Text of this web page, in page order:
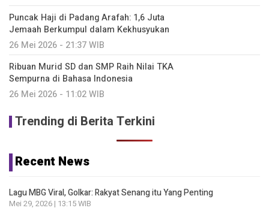
Puncak Haji di Padang Arafah: 1,6 Juta
Jemaah Berkumpul dalam Kekhusyukan
26 Mei 2026 - 21:37 WIB
Ribuan Murid SD dan SMP Raih Nilai TKA
Sempurna di Bahasa Indonesia
26 Mei 2026 - 11:02 WIB
Trending di Berita Terkini
Recent News
Lagu MBG Viral, Golkar: Rakyat Senang itu Yang Penting
Mei 29, 2026 | 13:15 WIB